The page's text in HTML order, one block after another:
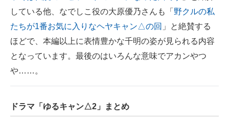
している他、なでしこ役の大原優乃さんも「 野クルの私
たちが1番お気に入りなヘヤキャン△の回 」と絶賛する
ほどで、本編以上に表情豊かな千明の姿が見られる内容
となっています。最後のはいろんな意味でアカンやつ
や……。
ドラマ「ゆるキャン△2」まとめ